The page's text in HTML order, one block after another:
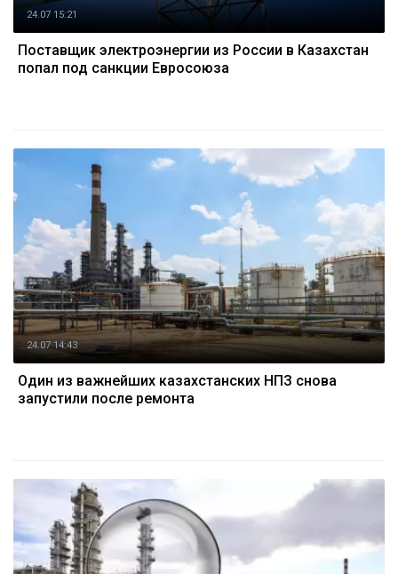
24.07 15:21
Поставщик электроэнергии из России в Казахстан
попал под санкции Евросоюза
24.07 14:43
Один из важнейших казахстанских НПЗ снова
запустили после ремонта